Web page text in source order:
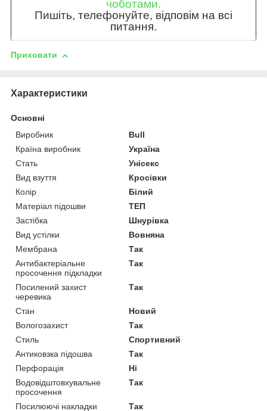
чоботами.
Пишіть, телефонуйте, відповім на всі
питання.
Приховати
Характеристики
Основні
Виробник
Bull
Країна виробник
Україна
Стать
Унісекс
Вид взуття
Кросівки
Колір
Білий
Матеріал підошви
ТЕП
Застібка
Шнурівка
Вид устілки
Вовняна
Мембрана
Так
Антибактеріальне
просочення підкладки
Так
Посилений захист
черевика
Так
Стан
Новий
Вологозахист
Так
Стиль
Спортивний
Антиковзка підошва
Так
Перфорація
Ні
Водовідштовхувальне
просочення
Так
Посилюючі накладки Так